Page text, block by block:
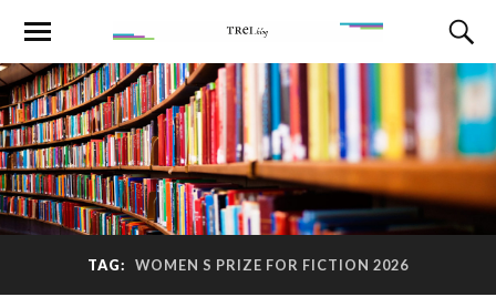
TAG: WOMEN S PRIZE FOR FICTION 2026